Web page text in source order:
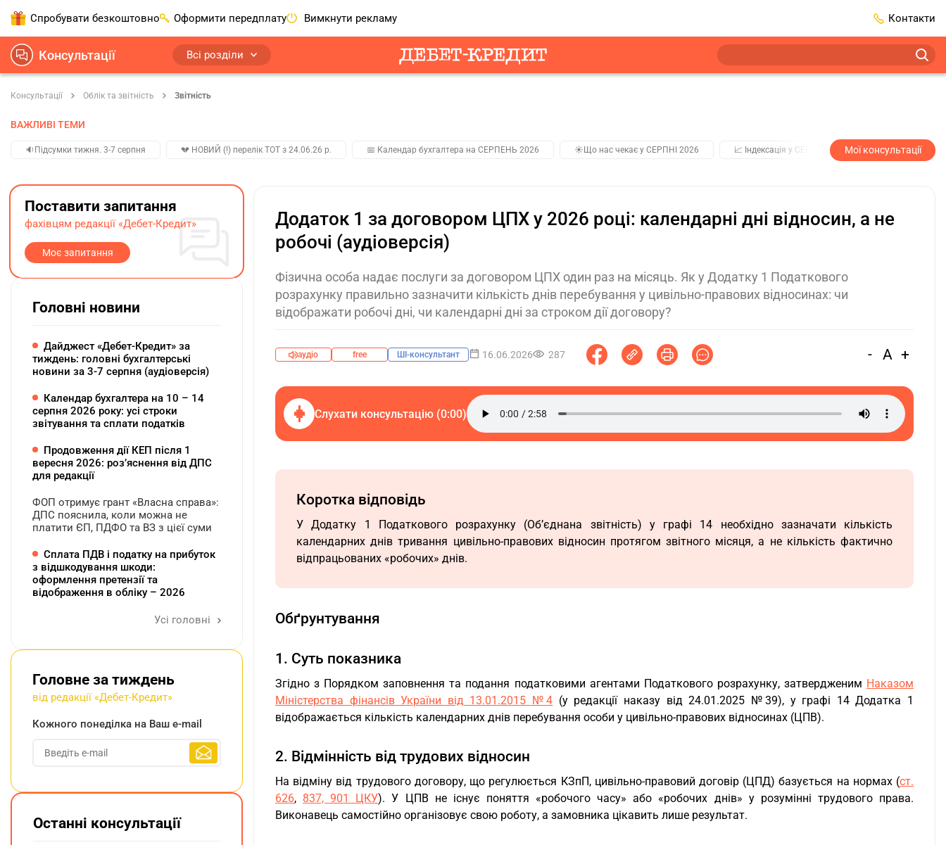
Спробувати безкоштовно Оформити передплату Вимкнути рекламу Контакти
Консультації Всі розділи
Консультації Облік та звітність Звітність
ВАЖЛИВІ ТЕМИ
🔉Підсумки тижня. 3-7 серпня 💔 НОВИЙ (!) перелік ТОТ з 24.06.26 р. 📅 Календар бухгалтера на СЕРПЕНЬ 2026 ☀️Що нас чекає у СЕРПНІ 2026 📈 Індексація у СЕРПНІ 2️⃣0️⃣2️⃣7️⃣ Усі
Мої консультації
Додаток 1 за договором ЦПХ у 2026 році: календарні дні відносин, а не
робочі (аудіоверсія)
Фізична особа надає послуги за договором ЦПХ один раз на місяць. Як у Додатку 1 Податкового
розрахунку правильно зазначити кількість днів перебування у цивільно-правових відносинах: чи
відображати робочі дні, чи календарні дні за строком дії договору?
аудіо free ШІ-консультант 16.06.2026 287 - A +
Слухати консультацію (0:00)
Коротка відповідь
У Додатку 1 Податкового розрахунку (Об’єднана звітність) у графі 14 необхідно зазначати кількість
календарних днів тривання цивільно-правових відносин протягом звітного місяця, а не кількість фактично
відпрацьованих «робочих» днів.
Обґрунтування
1. Суть показника
Згідно з Порядком заповнення та подання податковими агентами Податкового розрахунку, затвердженим Наказом
Міністерства фінансів України від 13.01.2015 №4 (у редакції наказу від 24.01.2025 №39), у графі 14 Додатка 1
відображається кількість календарних днів перебування особи у цивільно-правових відносинах (ЦПВ).
2. Відмінність від трудових відносин
На відміну від трудового договору, що регулюється КЗпП, цивільно-правовий договір (ЦПД) базується на нормах (ст.
626, 837, 901 ЦКУ). У ЦПВ не існує поняття «робочого часу» або «робочих днів» у розумінні трудового права.
Виконавець самостійно організовує свою роботу, а замовника цікавить лише результат.
Поставити запитання
фахівцям редакції «Дебет-Кредит»
Моє запитання
Головні новини
Дайджест «Дебет-Кредит» за
тиждень: головні бухгалтерські
новини за 3-7 серпня (аудіоверсія)
Календар бухгалтера на 10 – 14
серпня 2026 року: усі строки
звітування та сплати податків
Продовження дії КЕП після 1
вересня 2026: розʼяснення від ДПС
для редакції
ФОП отримує грант «Власна справа»:
ДПС пояснила, коли можна не
платити ЄП, ПДФО та ВЗ з цієї суми
Сплата ПДВ і податку на прибуток
з відшкодування шкоди:
оформлення претензії та
відображення в обліку – 2026
Усі головні
Головне за тиждень
від редакції «Дебет-Кредит»
Кожного понеділка на Ваш e-mail
Останні консультації